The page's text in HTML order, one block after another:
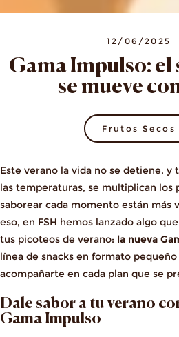
12/06/2025
Gama Impulso: el
se mueve
Frutos Secos
Este verano la vida no se detiene, y
las temperaturas, se multiplican los
saborear cada momento están más
eso, en FSH hemos lanzado algo
tus picoteos de verano: la nueva
línea de snacks en formato pequeño
acompañarte en cada plan que se
Dale sabor a tu verano
Gama Impulso